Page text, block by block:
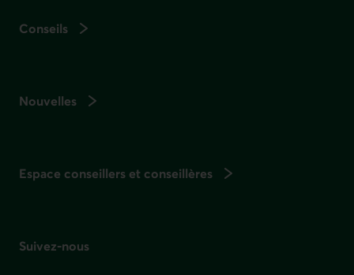
Conseils
Nouvelles
Espace conseillers et conseillères
Suivez-nous